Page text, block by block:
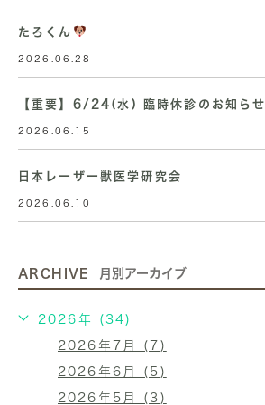
たろくん
2026.06.28
【重要】6/24(水) 臨時休診のお知らせ
2026.06.15
日本レーザー獣医学研究会
2026.06.10
ARCHIVE 月別アーカイブ
2026年 (34)
2026年7月 (7)
2026年6月 (5)
2026年5月 (3)